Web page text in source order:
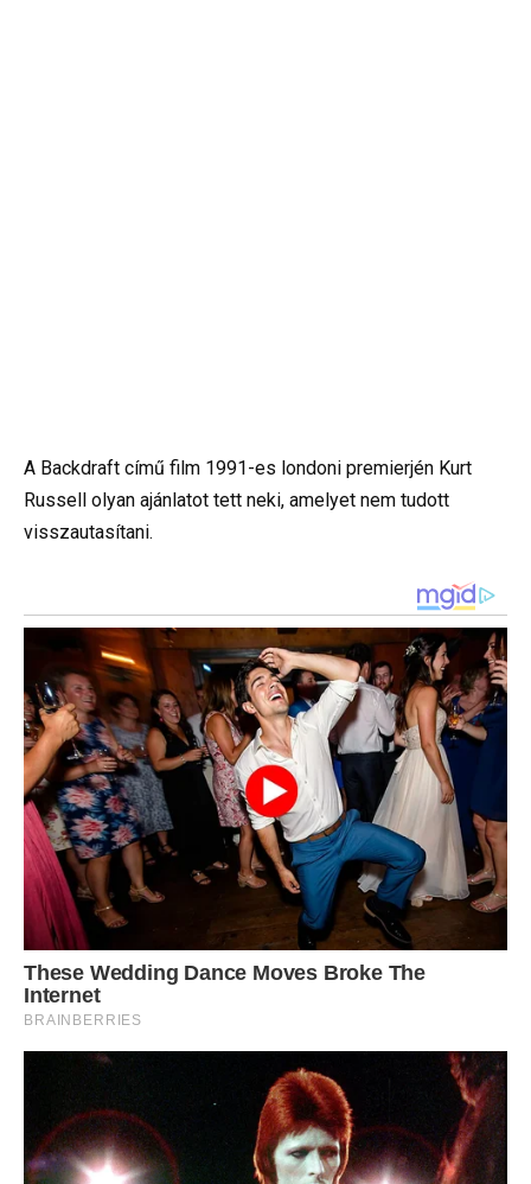
A Backdraft című film 1991-es londoni premierjén Kurt
Russell olyan ajánlatot tett neki, amelyet nem tudott
visszautasítani.